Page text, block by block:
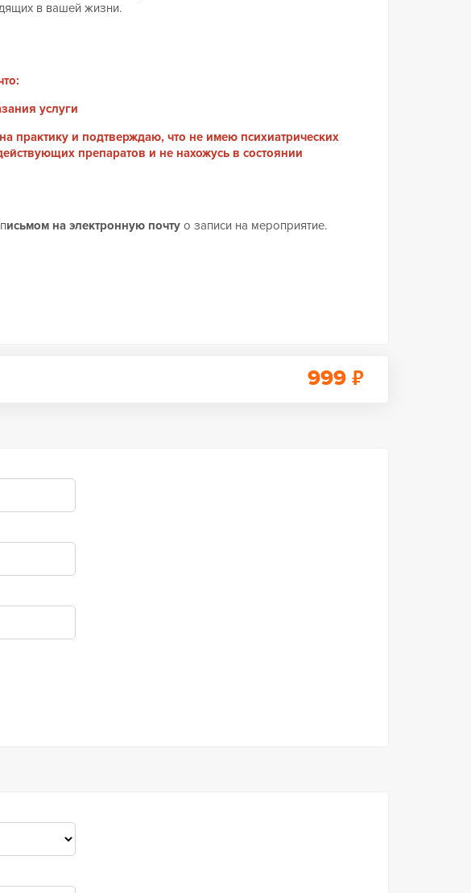
в вашей жизни.
услуги
практику и подтверждаю, что не имею психиатрических
препаратов и не нахожусь в состоянии
исьмом на электронную почту о записи на мероприятие.
999 ₽